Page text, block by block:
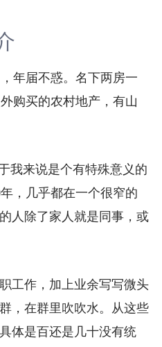
年届不惑。名下两房一
购买的农村地产，有山
我来说是个有特殊意义的
，几乎都在一个很窄的
人除了家人就是同事，或
工作，加上业余写写微头
，在群里吹吹水。从这些
体是百还是几十没有统